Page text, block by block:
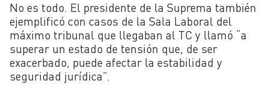
No es todo. El presidente de la Suprema también
ejemplificó con casos de la Sala Laboral del
máximo tribunal que llegaban al TC y llamó “a
superar un estado de tensión que, de ser
exacerbado, puede afectar la estabilidad y
seguridad jurídica”.